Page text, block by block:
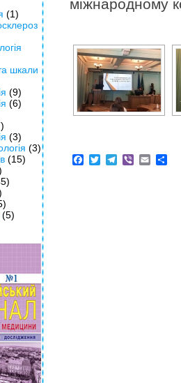
(1)
шкали
(9)
(6)
(3)
(3)
(15)
(5)
міжнародному
Facebook
TwitterTelegram
ViberEmail